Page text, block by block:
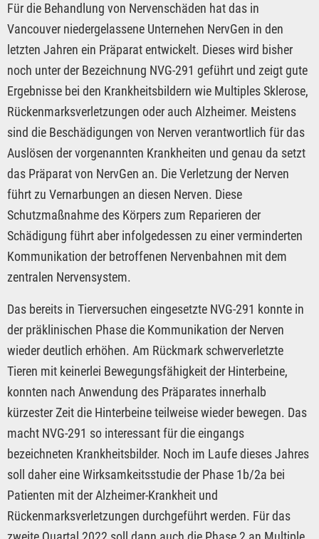
Für die Behandlung von Nervenschäden hat das in
Vancouver niedergelassene Unternehen NervGen in den
letzten Jahren ein Präparat entwickelt. Dieses wird bisher
noch unter der Bezeichnung NVG-291 geführt und zeigt gute
Ergebnisse bei den Krankheitsbildern wie Multiples Sklerose,
Rückenmarksverletzungen oder auch Alzheimer. Meistens
sind die Beschädigungen von Nerven verantwortlich für das
Auslösen der vorgenannten Krankheiten und genau da setzt
das Präparat von NervGen an. Die Verletzung der Nerven
führt zu Vernarbungen an diesen Nerven. Diese
Schutzmaßnahme des Körpers zum Reparieren der
Schädigung führt aber infolgedessen zu einer verminderten
Kommunikation der betroffenen Nervenbahnen mit dem
zentralen Nervensystem.
Das bereits in Tierversuchen eingesetzte NVG-291 konnte in
der präklinischen Phase die Kommunikation der Nerven
wieder deutlich erhöhen. Am Rückmark schwerverletzte
Tieren mit keinerlei Bewegungsfähigkeit der Hinterbeine,
konnten nach Anwendung des Präparates innerhalb
kürzester Zeit die Hinterbeine teilweise wieder bewegen. Das
macht NVG-291 so interessant für die eingangs
bezeichneten Krankheitsbilder. Noch im Laufe dieses Jahres
soll daher eine Wirksamkeitsstudie der Phase 1b/2a bei
Patienten mit der Alzheimer-Krankheit und
Rückenmarksverletzungen durchgeführt werden. Für das